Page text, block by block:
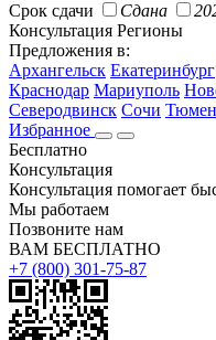
Срок сдачи
Сдана
Консультация Регионы
Предложения в:
Архангельск Екатеринбург
Краснодар Мариуполь
Северодвинск Сочи
Избранное
Бесплатно
Консультация
Консультация помогает
Мы работаем
Позвоните нам
ВАМ БЕСПЛАТНО
+7 (800) 301-75-87